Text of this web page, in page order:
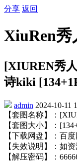
分享 返回
XiuRen秀
[XIUREN秀
诗kiki
admin 2024-10-11
【套图名称】：
【套图大小】：
【下载网盘】：百
【失效说明】：如
【解压密码】：